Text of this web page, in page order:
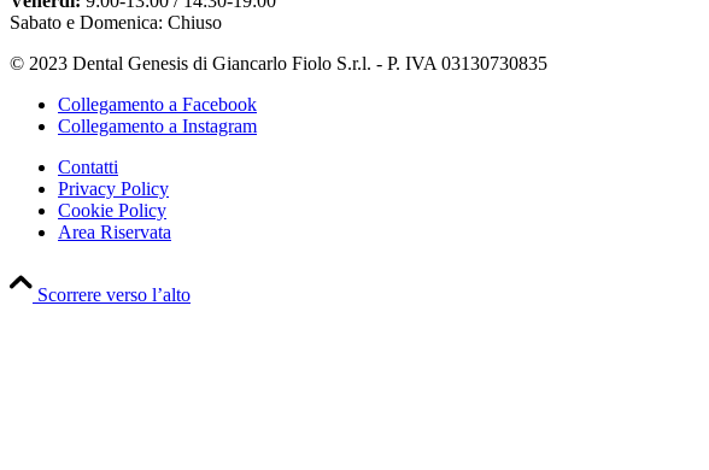
Sabato e Domenica: Chiuso
© 2023 Dental Genesis di Giancarlo Fiolo S.r.l. - P. IVA 03130730835
Collegamento a Facebook
Collegamento a Instagram
Contatti
Privacy Policy
Cookie Policy
Area Riservata
Scorrere verso l’alto